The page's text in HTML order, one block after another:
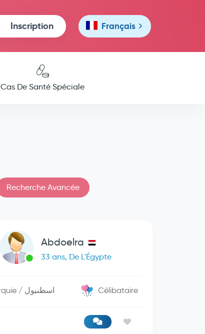
Inscription Français
Cas De Santé Spéciale
Recherche Avancée
Abdoelra
33 ans, De L'Égypte
Turquie / اسطنبول Célibataire